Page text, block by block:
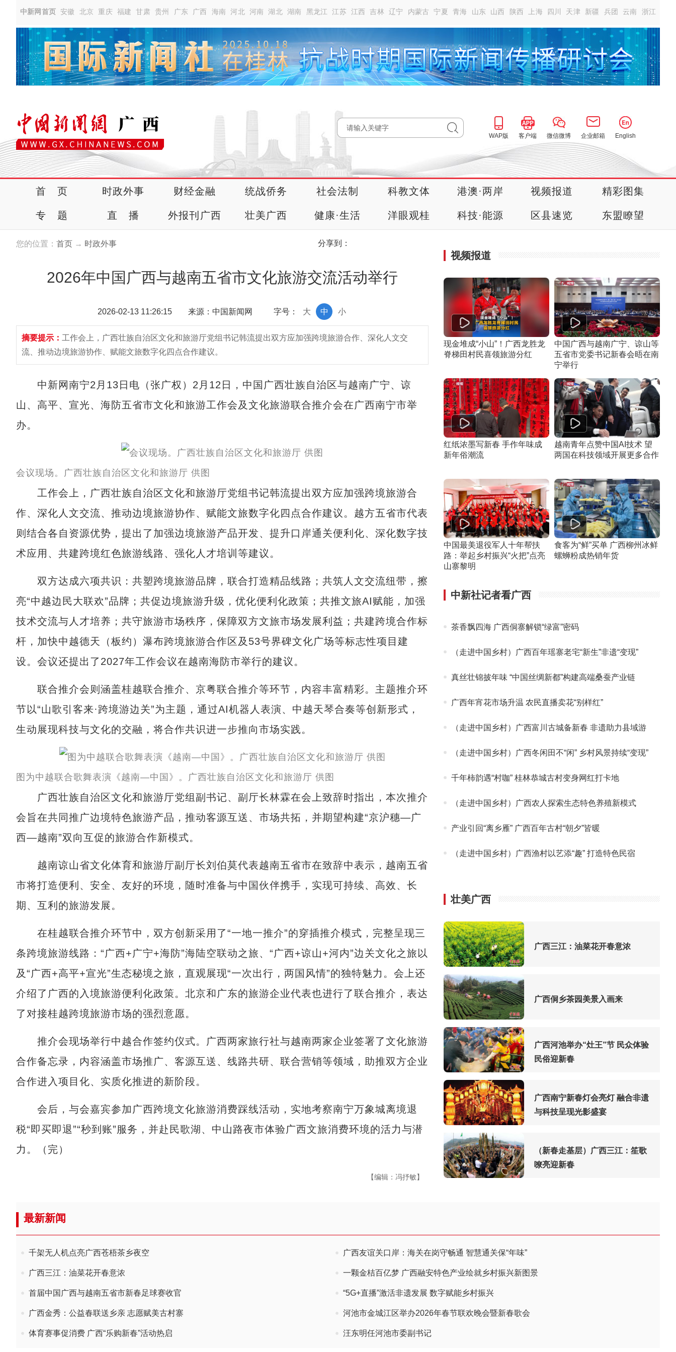
中新网首页 安徽 北京 重庆 福建 甘肃 贵州 广东 广西 海南 河北 河南 湖北 湖南 黑龙江 江苏 江西 吉林 辽宁 内蒙古 宁夏 青海 山东 山西 陕西 上海 四川 天津 新疆 兵团 云南 浙江
WAP版 客户端 微信微博 企业邮箱 English
首 页 时政外事 财经金融 统战侨务 社会法制 科教文体 港澳·两岸 视频报道 精彩图集
专 题 直 播 外报刊广西 壮美广西 健康·生活 洋眼观桂 科技·能源 区县速览 东盟瞭望
您的位置： 首页 → 时政外事 分享到：
2026年中国广西与越南五省市文化旅游交流活动举行
2026-02-13 11:26:15 来源：中国新闻网 字号： 小
中
大
摘要提示： 工作会上，广西壮族自治区文化和旅游厅党组书记韩流提出双方应加强跨境旅游合作、深化人文交
流、推动边境旅游协作、赋能文旅数字化四点合作建议。
中新网南宁2月13日电（张广权）2月12日，中国广西壮族自治区与越南广宁、谅
山、高平、宣光、海防五省市文化和旅游工作会及文化旅游联合推介会在广西南宁市举
办。
会议现场。广西壮族自治区文化和旅游厅 供图
工作会上，广西壮族自治区文化和旅游厅党组书记韩流提出双方应加强跨境旅游合
作、深化人文交流、推动边境旅游协作、赋能文旅数字化四点合作建议。越方五省市代表
则结合各自资源优势，提出了加强边境旅游产品开发、提升口岸通关便利化、深化数字技
术应用、共建跨境红色旅游线路、强化人才培训等建议。
双方达成六项共识：共塑跨境旅游品牌，联合打造精品线路；共筑人文交流纽带，擦
亮“中越边民大联欢”品牌；共促边境旅游升级，优化便利化政策；共推文旅AI赋能，加强
技术交流与人才培养；共守旅游市场秩序，保障双方文旅市场发展利益；共建跨境合作标
杆，加快中越德天（板约）瀑布跨境旅游合作区及53号界碑文化广场等标志性项目建
设。会议还提出了2027年工作会议在越南海防市举行的建议。
联合推介会则涵盖桂越联合推介、京粤联合推介等环节，内容丰富精彩。主题推介环
节以“山歌引客来·跨境游边关”为主题，通过AI机器人表演、中越天琴合奏等创新形式，
生动展现科技与文化的交融，将合作共识进一步推向市场实践。
图为中越联合歌舞表演《越南—中国》。广西壮族自治区文化和旅游厅 供图
广西壮族自治区文化和旅游厅党组副书记、副厅长林霖在会上致辞时指出，本次推介
会旨在共同推广边境特色旅游产品，推动客源互送、市场共拓，并期望构建“京沪穗—广
西—越南”双向互促的旅游合作新模式。
越南谅山省文化体育和旅游厅副厅长刘伯莫代表越南五省市在致辞中表示，越南五省
市将打造便利、安全、友好的环境，随时准备与中国伙伴携手，实现可持续、高效、长
期、互利的旅游发展。
在桂越联合推介环节中，双方创新采用了“一地一推介”的穿插推介模式，完整呈现三
条跨境旅游线路：“广西+广宁+海防”海陆空联动之旅、“广西+谅山+河内”边关文化之旅以
及“广西+高平+宣光”生态秘境之旅，直观展现“一次出行，两国风情”的独特魅力。会上还
介绍了广西的入境旅游便利化政策。北京和广东的旅游企业代表也进行了联合推介，表达
了对接桂越跨境旅游市场的强烈意愿。
推介会现场举行中越合作签约仪式。广西两家旅行社与越南两家企业签署了文化旅游
合作备忘录，内容涵盖市场推广、客源互送、线路共研、联合营销等领域，助推双方企业
合作进入项目化、实质化推进的新阶段。
会后，与会嘉宾参加广西跨境文化旅游消费踩线活动，实地考察南宁万象城离境退
税“即买即退”“秒到账”服务，并赴民歌湖、中山路夜市体验广西文旅消费环境的活力与潜
力。（完）
【编辑：冯抒敏】
视频报道
现金堆成“小山”！广西龙胜龙
脊梯田村民喜领旅游分红
中国广西与越南广宁、谅山等
五省市党委书记新春会晤在南
宁举行
红纸浓墨写新春 手作年味成
新年俗潮流
越南青年点赞中国AI技术 望
两国在科技领域开展更多合作
中国最美退役军人十年帮扶
路：举起乡村振兴“火把”点亮
山寨黎明
食客为“鲜”买单 广西柳州冰鲜
螺蛳粉成热销年货
中新社记者看广西
茶香飘四海 广西侗寨解锁“绿富”密码
（走进中国乡村）广西百年瑶寨老宅“新生”非遗“变现”
真丝壮锦披年味 “中国丝绸新都”构建高端桑蚕产业链
广西年宵花市场升温 农民直播卖花“别样红”
（走进中国乡村）广西富川古城备新春 非遗助力县域游
（走进中国乡村）广西冬闲田不“闲” 乡村风景持续“变现”
千年柿韵遇“村咖” 桂林恭城古村变身网红打卡地
（走进中国乡村）广西农人探索生态特色养殖新模式
产业引回“离乡雁” 广西百年古村“朝夕”皆暖
（走进中国乡村）广西渔村以艺添“趣” 打造特色民宿
壮美广西
广西三江：油菜花开春意浓
广西侗乡茶园美景入画来
广西河池举办“灶王”节 民众体验
民俗迎新春
广西南宁新春灯会亮灯 融合非遗
与科技呈现光影盛宴
（新春走基层）广西三江：笙歌
嘹亮迎新春
最新新闻
千架无人机点亮广西苍梧茶乡夜空 广西友谊关口岸：海关在岗守畅通 智慧通关保“年味”
广西三江：油菜花开春意浓 一颗金桔百亿梦 广西融安特色产业绘就乡村振兴新图景
首届中国广西与越南五省市新春足球赛收官 “5G+直播”激活非遗发展 数字赋能乡村振兴
广西金秀：公益春联送乡亲 志愿赋美古村寨 河池市金城江区举办2026年春节联欢晚会暨新春歌会
体育赛事促消费 广西“乐购新春”活动热启 汪东明任河池市委副书记